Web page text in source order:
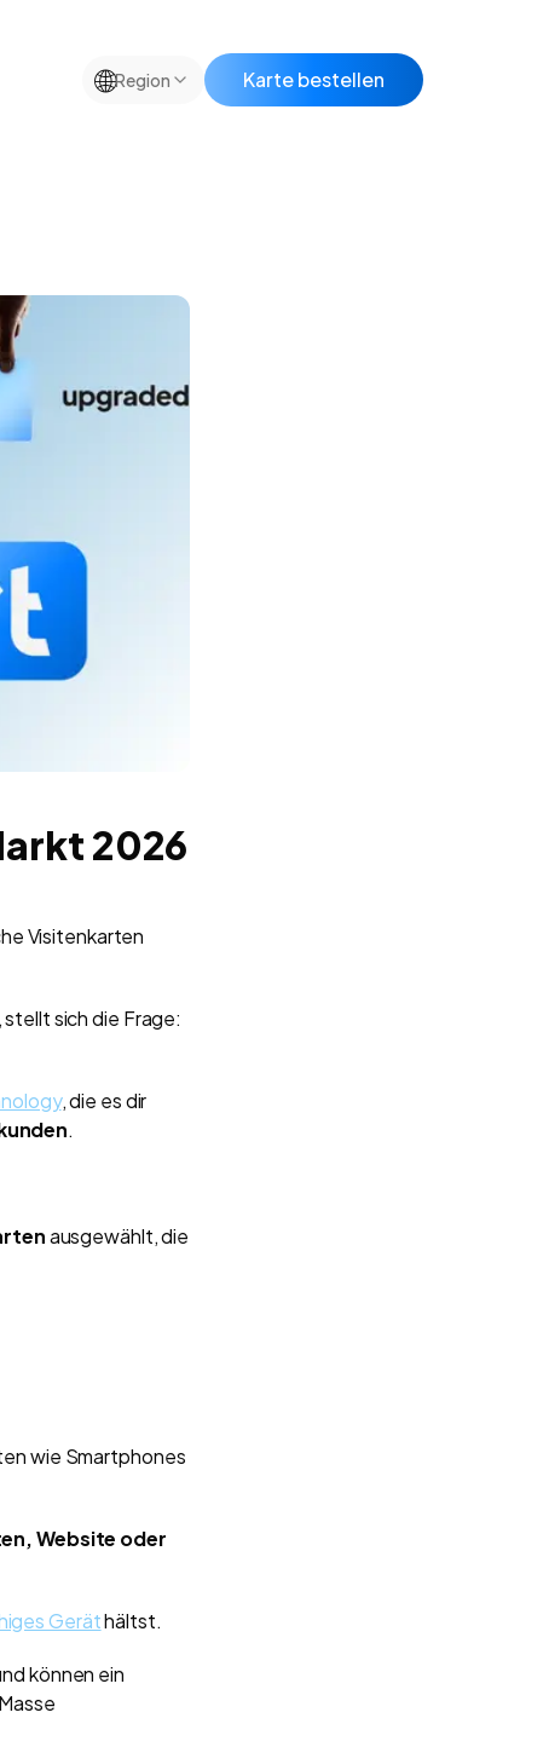
🌐Region Karte bestellen
2026
Visitenkarten
, stellt sich die Frage:
, die es dir
.
ausgewählt, die
wie Smartphones
Website oder
Geräthältst.
können ein